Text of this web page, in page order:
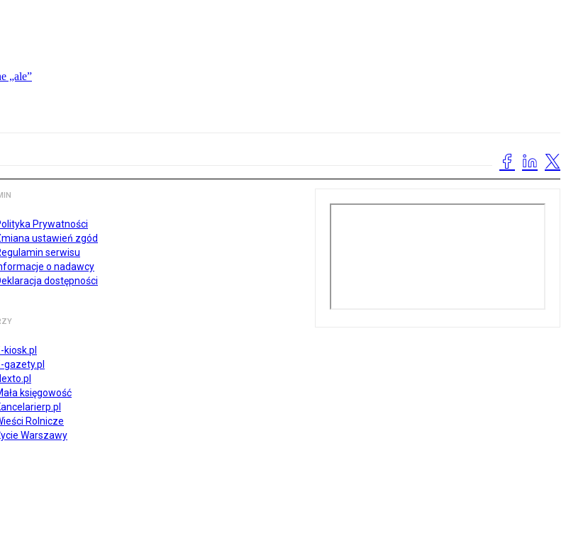
„ale”
Prywatności
ustawień zgód
serwisu
o nadawcy
dostępności
kiosk.pl
gazety.pl
księgowość
Rolnicze
Warszawy